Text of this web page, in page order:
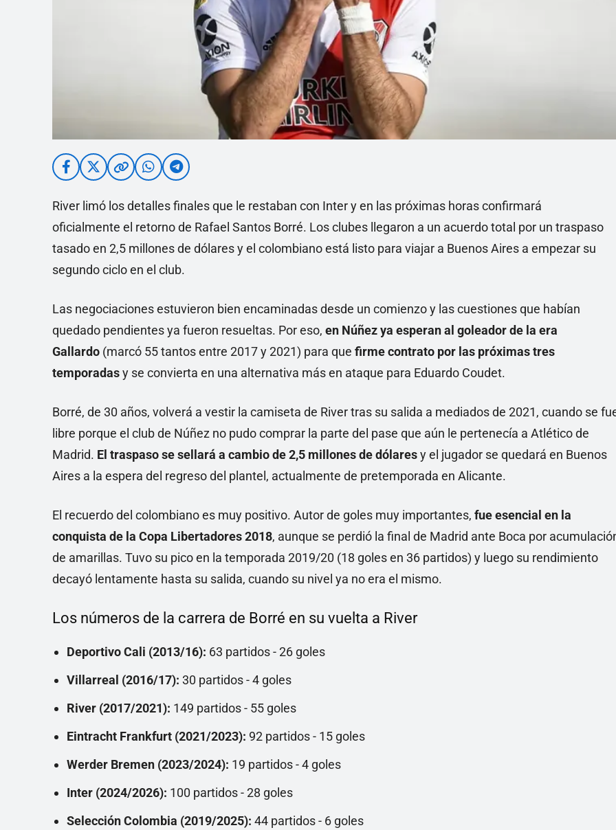
River limó los detalles finales que le restaban con Inter y en las próximas horas confirmará
oficialmente el retorno de Rafael Santos Borré. Los clubes llegaron a un acuerdo total por un traspaso
tasado en 2,5 millones de dólares y el colombiano está listo para viajar a Buenos Aires a empezar su
segundo ciclo en el club.
Las negociaciones estuvieron bien encaminadas desde un comienzo y las cuestiones que habían
quedado pendientes ya fueron resueltas. Por eso, en Núñez ya esperan al goleador de la era
Gallardo (marcó 55 tantos entre 2017 y 2021) para que firme contrato por las próximas tres
temporadasy se convierta en una alternativa más en ataque para Eduardo Coudet.
Borré, de 30 años, volverá a vestir la camiseta de River tras su salida a mediados de 2021, cuando se
libre porque el club de Núñez no pudo comprar la parte del pase que aún le pertenecía a Atlético de
Madrid. El traspaso se sellará a cambio de 2,5 millones de dólaresy el jugador se quedará en Buenos
Aires a la espera del regreso del plantel, actualmente de pretemporada en Alicante.
El recuerdo del colombiano es muy positivo. Autor de goles muy importantes, fue esencial en la
conquista de la Copa Libertadores 2018, aunque se perdió la final de Madrid ante Boca por
de amarillas. Tuvo su pico en la temporada 2019/20 (18 goles en 36 partidos) y luego su rendimiento
decayó lentamente hasta su salida, cuando su nivel ya no era el mismo.
Los números de la carrera de Borré en su vuelta a River
Deportivo Cali (2013/16): 63 partidos - 26 goles
Villarreal (2016/17): 30 partidos - 4 goles
River (2017/2021): 149 partidos - 55 goles
Eintracht Frankfurt (2021/2023): 92 partidos - 15 goles
Werder Bremen (2023/2024): 19 partidos - 4 goles
Inter (2024/2026): 100 partidos - 28 goles
Selección Colombia (2019/2025): 44 partidos - 6 goles